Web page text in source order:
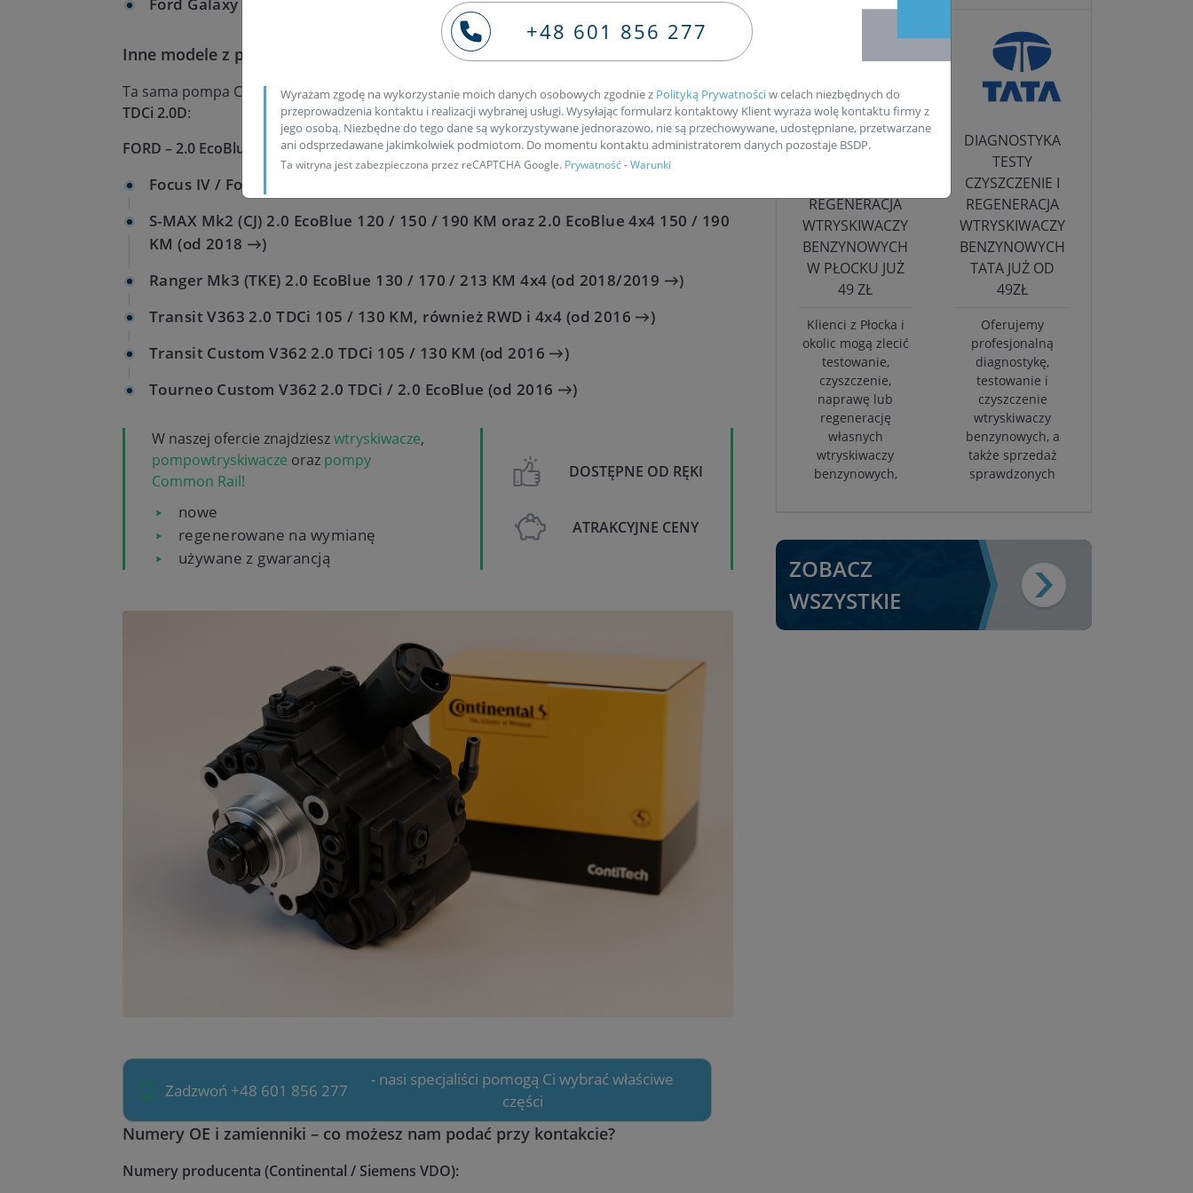
Inne modele z pompą A2C1637670080 (osobno dla marek i modeli)
Ta sama pompa CR jest stosowana w wielu nowoczesnych jednostkach2.0 EcoBlue / 2.0
TDCi 2.0D:
FORD – 2.0 EcoBlue / 2.0D (1995 cm³)
Focus IV / Focus IV Turnier 2.0 EcoBlue 2.0D (od ok. 2015/2018 →)
S-MAX Mk2 (CJ) 2.0 EcoBlue 120 / 150 / 190 KM oraz 2.0 EcoBlue 4x4 150 / 190
KM (od 2018 →)
Ranger Mk3 (TKE) 2.0 EcoBlue 130 / 170 / 213 KM 4x4 (od 2018/2019 →)
Transit V363 2.0 TDCi 105 / 130 KM, również RWD i 4x4 (od 2016 →)
Transit Custom V362 2.0 TDCi 105 / 130 KM (od 2016 →)
Tourneo Custom V362 2.0 TDCi / 2.0 EcoBlue (od 2016 →)
W naszej ofercie znajdzieszwtryskiwacze,
pompowtryskiwacze oraz pompy
Common Rail!
nowe
regenerowane na wymianę
używane z gwarancją
DOSTĘPNE OD RĘKI
ATRAKCYJNE CENY
Zadzwoń +48 601 856 277
- nasi specjaliści pomogą Ci wybrać właściwe
części
Numery OE i zamienniki – co możesz nam podać przy kontakcie?
Numery producenta (Continental / Siemens VDO):
PROFESJONALNE
REGENERACJA
WTRYSKIWACZY
BENZYNOWYCH
W PŁOCKU JUŻ
49 ZŁ
Klienci z Płocka i
okolic mogą zlecić
testowanie,
czyszczenie,
naprawę lub
regenerację
własnych
wtryskiwaczy
benzynowych,
DIAGNOSTYKA
TESTY
CZYSZCZENIE I
REGENERACJA
WTRYSKIWACZY
BENZYNOWYCH
TATA JUŻ OD
49ZŁ
Oferujemy
profesjonalną
diagnostykę,
testowanie i
czyszczenie
wtryskiwaczy
benzynowych, a
także sprzedaż
sprawdzonych
ZOBACZ
WSZYSTKIE
+48 601 856 277
Wyrażam zgodę na wykorzystanie moich danych osobowych zgodnie z Polityką Prywatnościw celach niezbędnych do
przeprowadzenia kontaktu i realizacji wybranej usługi. Wysyłając formularz kontaktowy Klient wyraża wolę kontaktu firmy z
jego osobą. Niezbędne do tego dane są wykorzystywane jednorazowo, nie są przechowywane, udostępniane, przetwarzane
ani odsprzedawane jakimkolwiek podmiotom. Do momentu kontaktu administratorem danych pozostaje BSDP.
Ta witryna jest zabezpieczona przez reCAPTCHA Google. Prywatność-Warunki